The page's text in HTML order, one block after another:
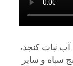
آب نبات کنجد،
سیاه و سایر